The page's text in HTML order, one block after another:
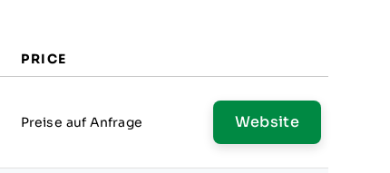
PRICE
Preise auf Anfrage Website